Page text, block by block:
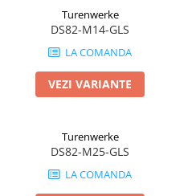
Turenwerke
DS82-M14-GLS
LA COMANDA
VEZI VARIANTE
Turenwerke
DS82-M25-GLS
LA COMANDA